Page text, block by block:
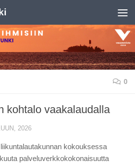
0
kohtalo vaakalaudalla
2026
kokouksessa
palveluverkkokokonaisuutta